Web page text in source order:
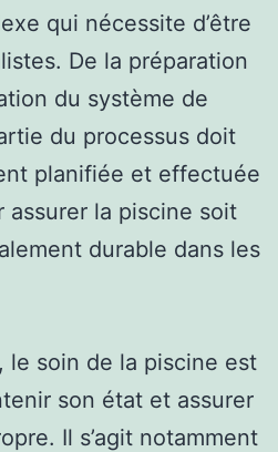
qui nécessite d’être
De la préparation
du système de
du processus doit
planifiée et effectuée
assurer la piscine soit
durable dans les
le soin de la piscine est
son état et assurer
Il s’agit notamment